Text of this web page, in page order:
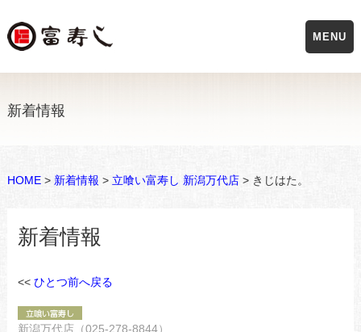
新着情報
HOME> 新着情報 > 立喰い富寿し 新潟万代店> きじはた。
新着情報
<< ひとつ前へ戻る
新潟万代店（025-278-8844）
MENU